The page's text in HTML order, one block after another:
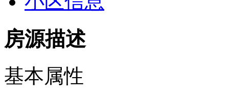
房源描述
基本属性